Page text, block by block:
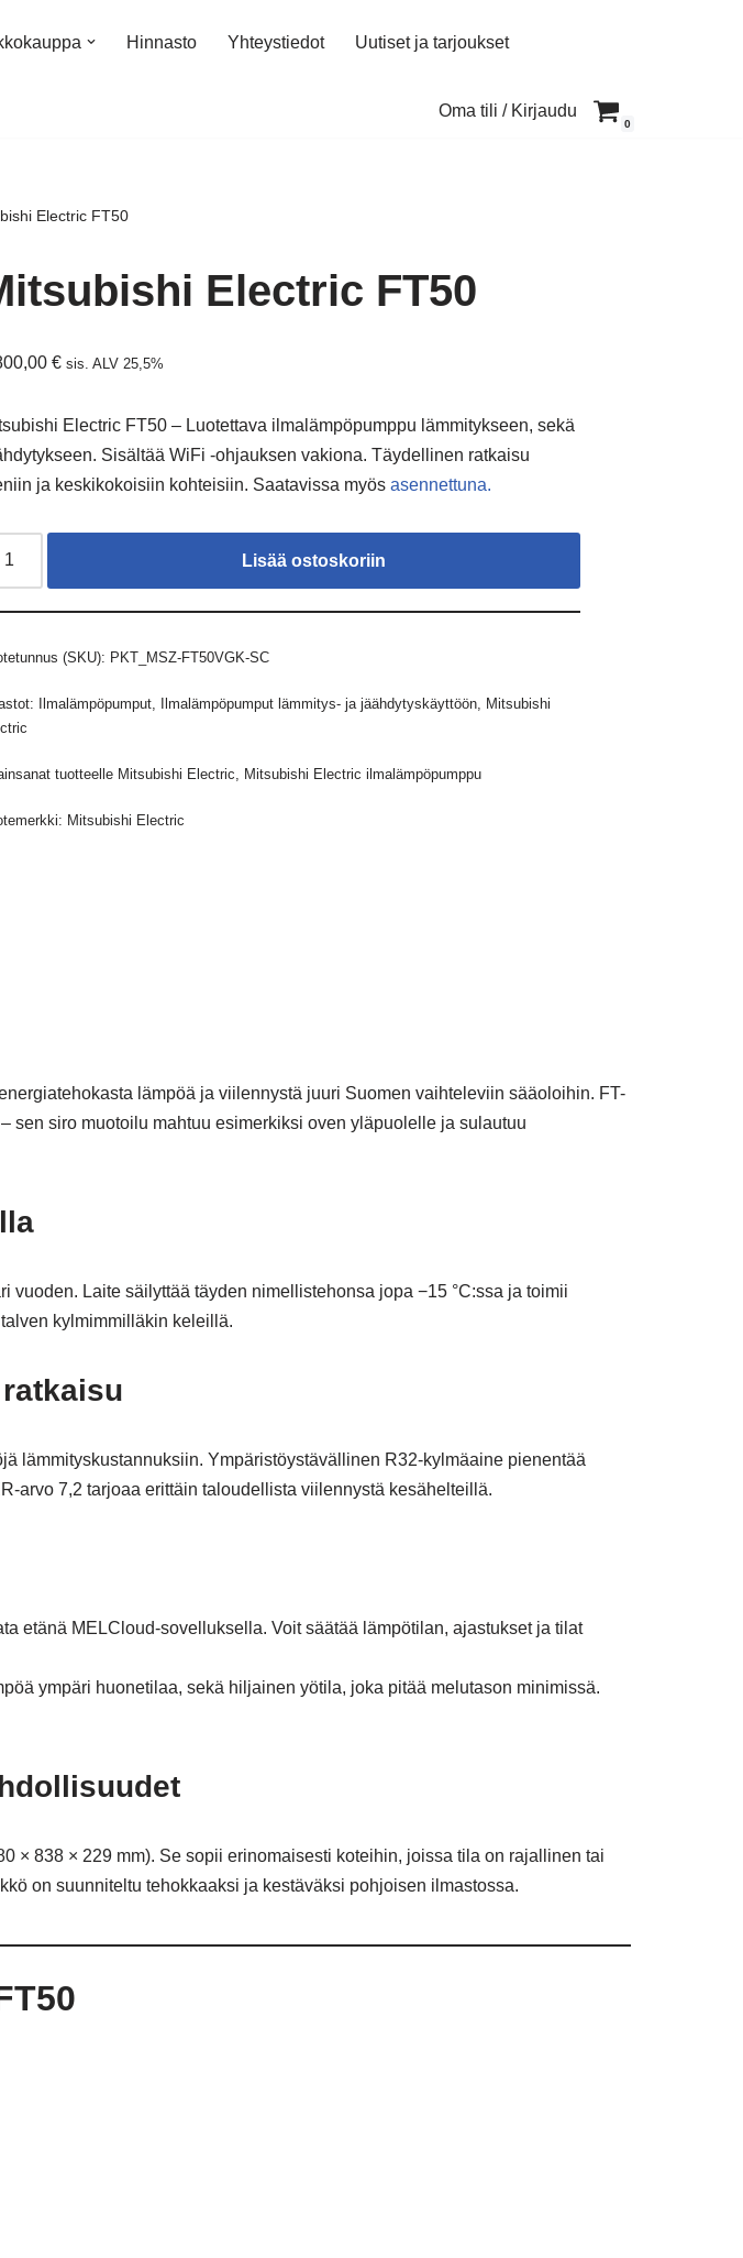
Hinnasto Yhteystiedot Uutiset ja tarjoukset
Oma tili / Kirjaudu
0
Electric FT50
Electric FT50
€ sis. ALV 25,5%
Electric FT50 – Luotettava ilmalämpöpumppu lämmitykseen, sekä
Sisältää WiFi -ohjauksen vakiona. Täydellinen ratkaisu
ja keskikokoisiin kohteisiin. Saatavissa myösasennettuna.
Lisää ostoskoriin
(SKU): PKT_MSZ-FT50VGK-SC
Ilmalämpöpumput Ilmalämpöpumput lämmitys- ja jäähdytyskäyttöön Mitsubishi
tuotteelle Mitsubishi Electric Mitsubishi Electric ilmalämpöpumppu
Mitsubishi Electric
lämpöä ja viilennystä juuri Suomen vaihteleviin sääoloihin. FT-
siro muotoilu mahtuu esimerkiksi oven yläpuolelle ja sulautuu
Laite säilyttää täyden nimellistehonsa jopa −15 °C:ssa ja toimii
kylmimmilläkin keleillä.
lämmityskustannuksiin. Ympäristöystävällinen R32-kylmäaine pienentää
arvo 7,2 tarjoaa erittäin taloudellista viilennystä kesähelteillä.
etänä MELCloud-sovelluksella. Voit säätää lämpötilan, ajastukset ja tilat
ympäri huonetilaa, sekä hiljainen yötila, joka pitää melutason minimissä.
× 838 × 229 mm). Se sopii erinomaisesti koteihin, joissa tila on rajallinen tai
on suunniteltu tehokkaaksi ja kestäväksi pohjoisen ilmastossa.